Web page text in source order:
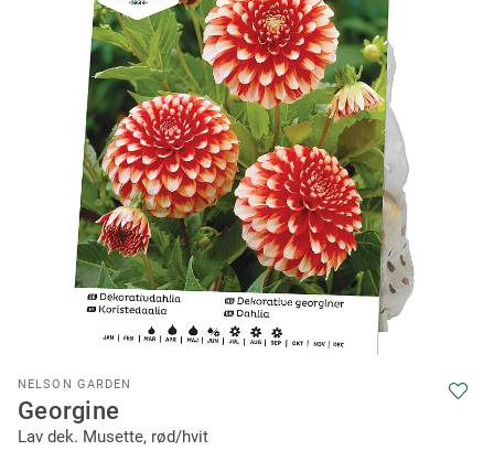
NELSON GARDEN
Georgine
Lav dek. Musette, rød/hvit
to
the
beginning